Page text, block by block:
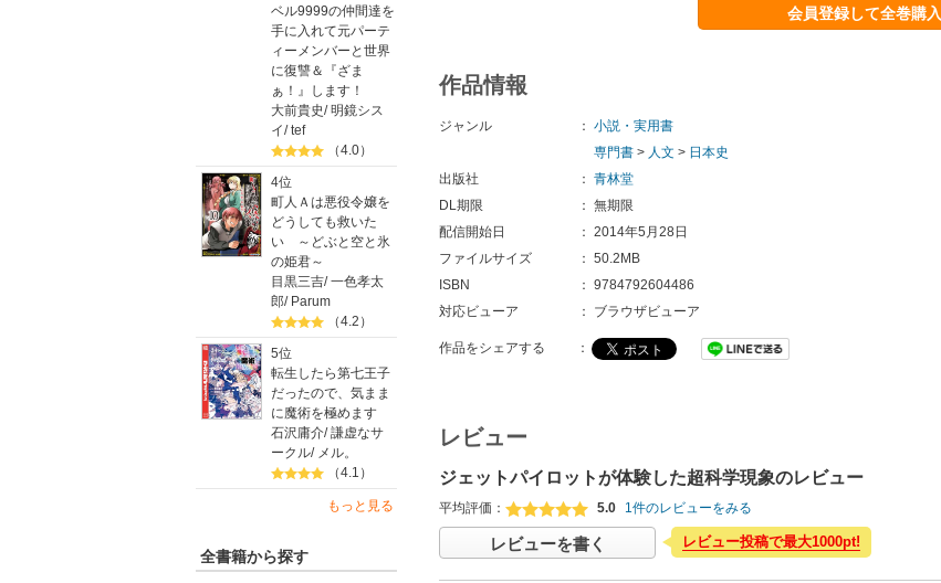
ベル9999の仲間達を
手に入れて元パーテ
ィーメンバーと世界
に復讐＆『ざま
ぁ！』します！
大前貴史/明鏡シス
イ/tef
（4.0）
4位
町人Ａは悪役令嬢を
どうしても救いた
い ～どぶと空と氷
の姫君～
目黒三吉/一色孝太
郎/ Parum
（4.2）
5位
転生したら第七王子
だったので、気まま
に魔術を極めます
石沢庸介/謙虚なサ
ークル/ メル。
（4.1）
もっと見る
全書籍から探す
会員登録して全巻購入
作品情報
ジャンル ： 小説・実用書
専門書 > 人文 > 日本史
出版社
： 青林堂
DL期限
： 無期限
配信開始日
： 2014年5月28日
ファイルサイズ
： 50.2MB
ISBN
： 9784792604486
対応ビューア
： ブラウザビューア
作品をシェアする ：
レビュー
ジェットパイロットが体験した超科学現象のレビュー
平均評価： 5.0 1件のレビューをみる
レビューを書く レビュー投稿で最大1000pt!